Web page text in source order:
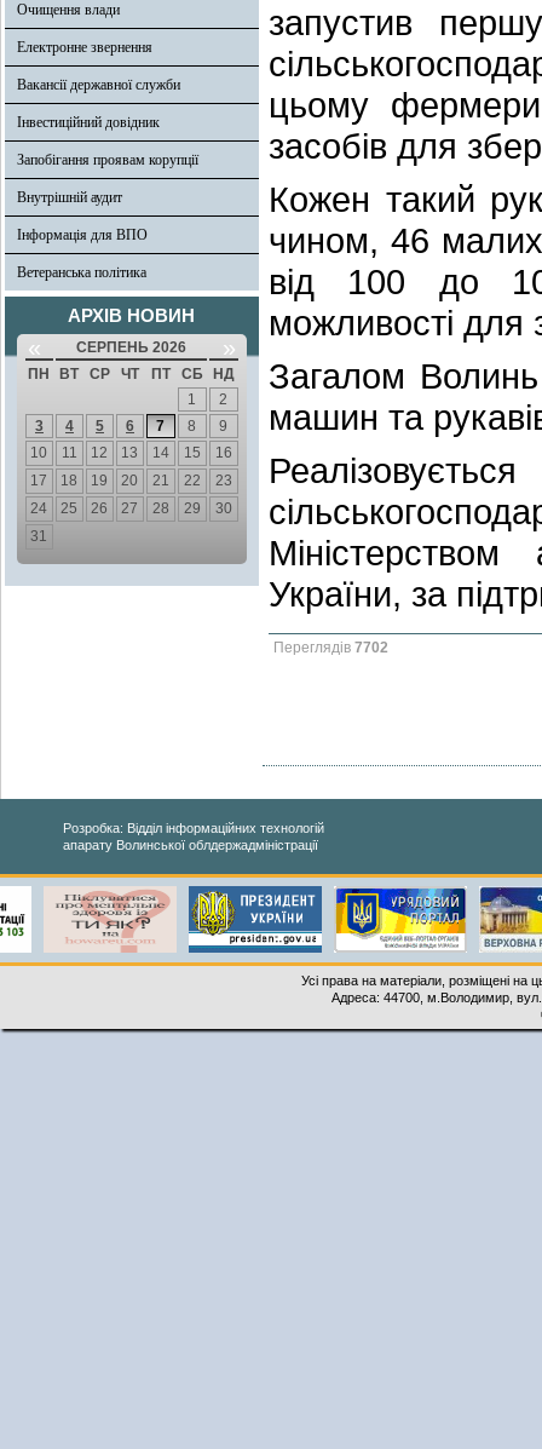
Очищення влади
Електронне звернення
Вакансії державної служби
Інвестиційний довідник
Запобігання проявам корупції
Внутрішній аудит
Інформація для ВПО
Ветеранська політика
АРХІВ НОВИН
« СЕРПЕНЬ 2026 »
ПН ВТ СР ЧТ ПТ СБ
НД
1
2
3
4 5 6 7 8
9
10
11 12 13 14 15
16
17
18 19 20 21 22
23
24
25 26 27 28 29
30
31
запустив
цьому
засобів для
Кожен такий
чином, 46 малих
від 100 до 10
можливості для
Загалом
машин та
України, за
Переглядів 7702
Розробка: Відділ інформаційних технологій
апарату Волинської облдержадміністрації
Усі права на матеріали, розміщені на
Адреса: 44700, м.Володимир,